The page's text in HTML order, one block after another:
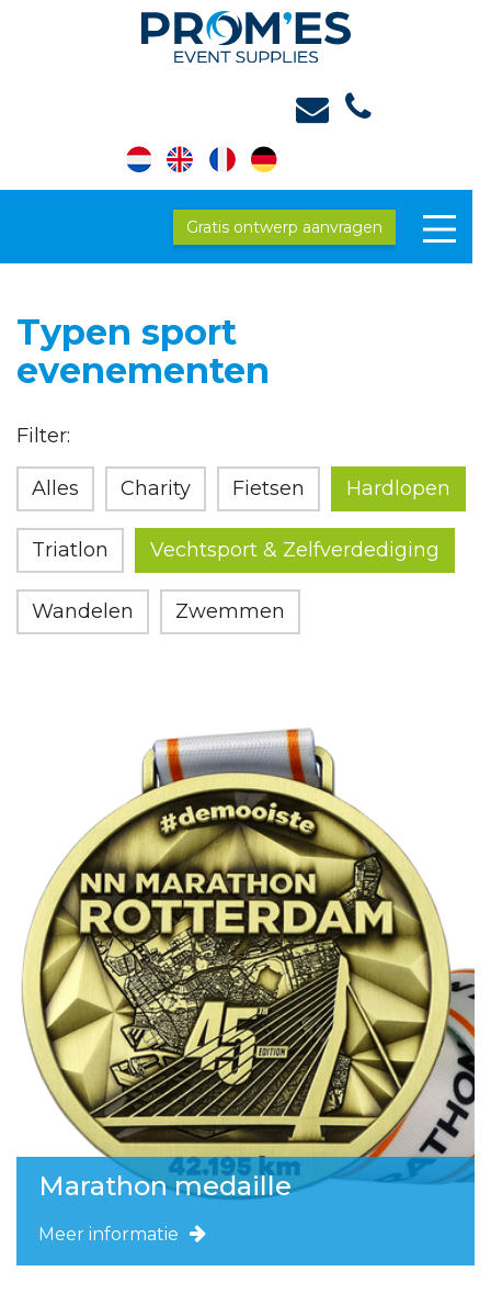
Gratis ontwerp aanvragen
Typen sport
evenementen
Filter:
Alles Charity Fietsen Hardlopen
Triatlon Vechtsport & Zelfverdediging
Wandelen Zwemmen
Marathon medaille
Meer informatie